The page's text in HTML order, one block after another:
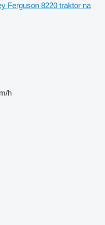
Ferguson 8220 traktor na
h